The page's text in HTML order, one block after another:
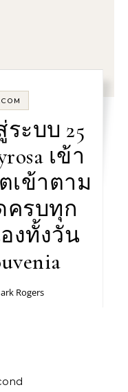
ระบบ 25
เข้า
เข้าตาม
ครบทุก
งทั้งวัน
Rogers